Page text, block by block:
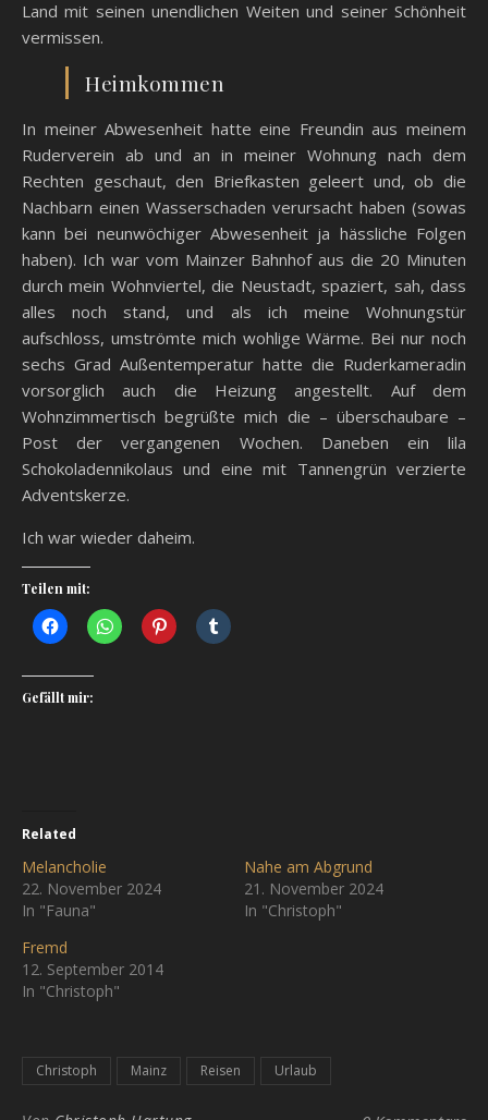
Land mit seinen unendlichen Weiten und seiner Schönheit
vermissen.
Heimkommen
In meiner Abwesenheit hatte eine Freundin aus meinem
Ruderverein ab und an in meiner Wohnung nach dem
Rechten geschaut, den Briefkasten geleert und, ob die
Nachbarn einen Wasserschaden verursacht haben (sowas
kann bei neunwöchiger Abwesenheit ja hässliche Folgen
haben). Ich war vom Mainzer Bahnhof aus die 20 Minuten
durch mein Wohnviertel, die Neustadt, spaziert, sah, dass
alles noch stand, und als ich meine Wohnungstür
aufschloss, umströmte mich wohlige Wärme. Bei nur noch
sechs Grad Außentemperatur hatte die Ruderkameradin
vorsorglich auch die Heizung angestellt. Auf dem
Wohnzimmertisch begrüßte mich die – überschaubare –
Post der vergangenen Wochen. Daneben ein lila
Schokoladennikolaus und eine mit Tannengrün verzierte
Adventskerze.
Ich war wieder daheim.
Teilen mit:
Gefällt mir:
Related
Melancholie
22. November 2024
In "Fauna"
Nahe am Abgrund
21. November 2024
In "Christoph"
Fremd
12. September 2014
In "Christoph"
Christoph Mainz Reisen Urlaub